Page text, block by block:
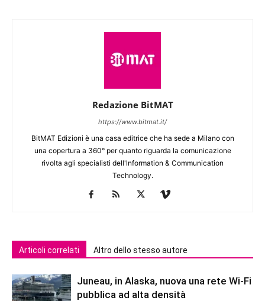
Redazione BitMAT
https://www.bitmat.it/
BitMAT Edizioni è una casa editrice che ha sede a Milano con
una copertura a 360° per quanto riguarda la comunicazione
rivolta agli specialisti dell'lnformation & Communication
Technology.
Articoli correlati Altro dello stesso autore
Juneau, in Alaska, nuova una rete Wi-Fi
pubblica ad alta densità